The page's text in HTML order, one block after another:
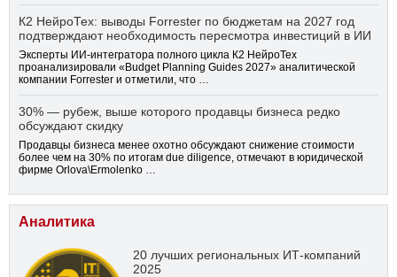
К2 НейроТех: выводы Forrester по бюджетам на 2027 год
подтверждают необходимость пересмотра инвестиций в ИИ
Эксперты ИИ-интегратора полного цикла К2 НейроТех
проанализировали «Budget Planning Guides 2027» аналитической
компании Forrester и отметили, что …
30% — рубеж, выше которого продавцы бизнеса редко
обсуждают скидку
Продавцы бизнеса менее охотно обсуждают снижение стоимости
более чем на 30% по итогам due diligence, отмечают в юридической
фирме Orlova\Ermolenko …
Аналитика
20 лучших региональных ИТ-компаний
2025